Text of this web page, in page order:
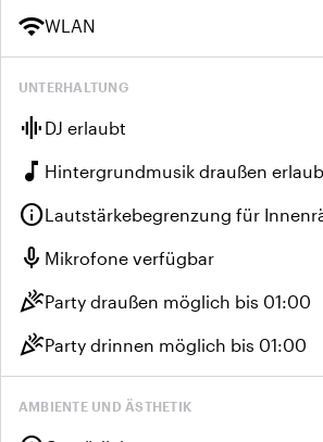
wifiWLAN
UNTERHALTUNG
graphic_eq DJ erlaubt
music_note Hintergrundmusik draußen
infoLautstärkebegrenzung für
mic Mikrofone verfügbar
celebrationParty draußen möglich bis 01:00
celebrationParty drinnen möglich bis 01:00
AMBIENTE UND ÄSTHETIK